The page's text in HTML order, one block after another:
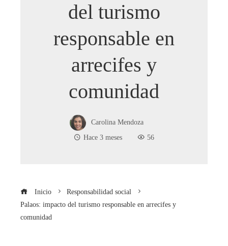
del turismo
responsable en
arrecifes y
comunidad
Carolina Mendoza
Hace 3 meses
56
Inicio
Responsabilidad social
Palaos: impacto del turismo responsable en arrecifes y
comunidad